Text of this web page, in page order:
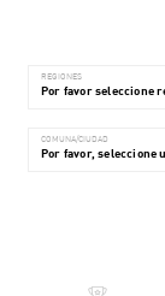
REGIONES
COMUNA/CIUDAD